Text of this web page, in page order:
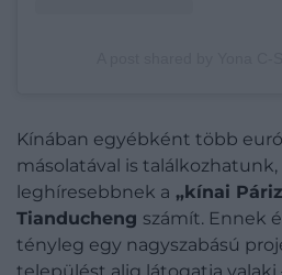
Kínában egyébként több
másolatával is találkozhatunk,
leghíresebbnek a „kínai
Tianducheng számít. Ennek
tényleg egy nagyszabású